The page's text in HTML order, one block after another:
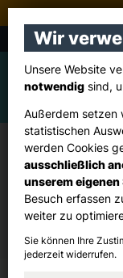
CDU
Zur Sache
Mit unserer
wir Bürgerinnen
Wir
Unsere Website
notwendig sind,
Außerdem setzen
statistischen
werden Cookies
ausschließlich
unserem eigenen
Besuch erfassen
weiter zu
Sie können Ihre
jederzeit widerrufen.